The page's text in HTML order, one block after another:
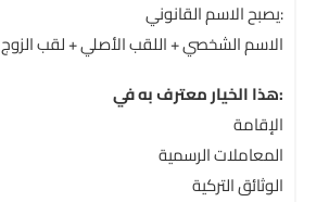
يصبح الاسم القانوني:
الاسم الشخصي + اللقب الأصلي + لقب الزوج
هذا الخيار معترف به في:
الإقامة
المعاملات الرسمية
الوثائق التركية